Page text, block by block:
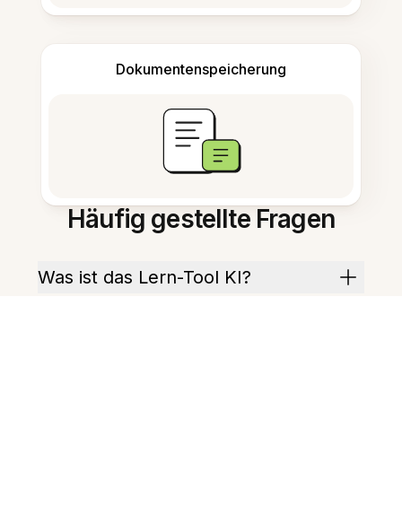
Dokumentenspeicherung
Häufig gestellte Fragen
Was ist das Lern-Tool KI?